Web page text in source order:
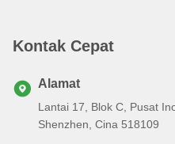
Kontak Cepat
Alamat
Lantai 17, Blok C, Pusat
Shenzhen, Cina 518109